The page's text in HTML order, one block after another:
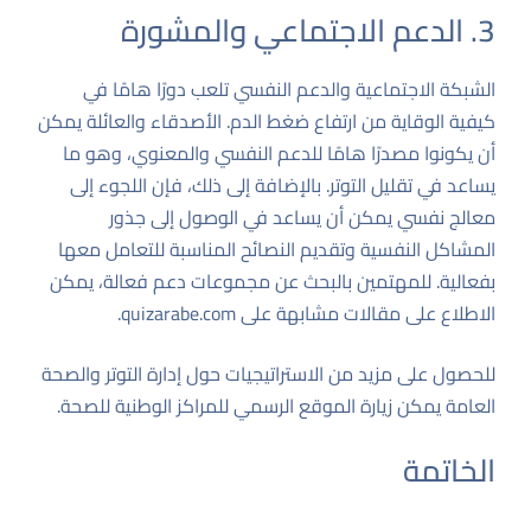
3. الدعم الاجتماعي والمشورة
الشبكة الاجتماعية والدعم النفسي تلعب دورًا هامًا في
كيفية الوقاية من ارتفاع ضغط الدم. الأصدقاء والعائلة يمكن
أن يكونوا مصدرًا هامًا للدعم النفسي والمعنوي، وهو ما
يساعد في تقليل التوتر. بالإضافة إلى ذلك، فإن اللجوء إلى
معالج نفسي يمكن أن يساعد في الوصول إلى جذور
المشاكل النفسية وتقديم النصائح المناسبة للتعامل معها
بفعالية. للمهتمين بالبحث عن مجموعات دعم فعالة، يمكن
الاطلاع على مقالات مشابهة علىquizarabe.com
.
للحصول على مزيد من الاستراتيجيات حول إدارة التوتر والصحة
العامة يمكن زيارةالموقع الرسمي للمراكز الوطنية للصحة.
الخاتمة